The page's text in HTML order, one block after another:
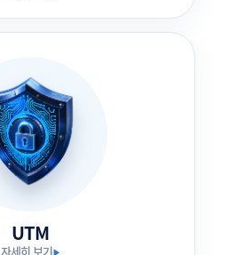
UTM
자세히 보기▶